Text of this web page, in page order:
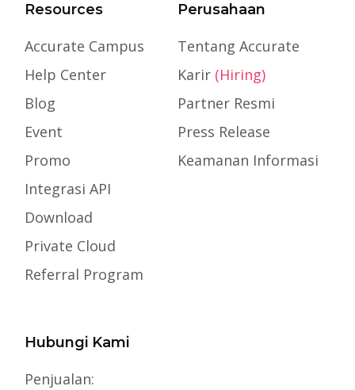
Resources
Accurate Campus
Help Center
Blog
Event
Promo
Integrasi API
Download
Private Cloud
Referral Program
Perusahaan
Tentang Accurate
Karir (Hiring)
Partner Resmi
Press Release
Keamanan Informasi
Hubungi Kami
Penjualan: